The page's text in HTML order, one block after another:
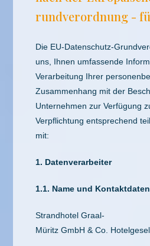
rundverordnung -
Die EU-Datenschutz-
uns, Ihnen umfassende
Verarbeitung Ihrer
Zusammenhang mit der
Unternehmen zur Verfügung
Verpflichtung entsprechend
mit:
1. Datenverarbeiter
1.1. Name und
Strandhotel Graal-
Müritz GmbH & Co.